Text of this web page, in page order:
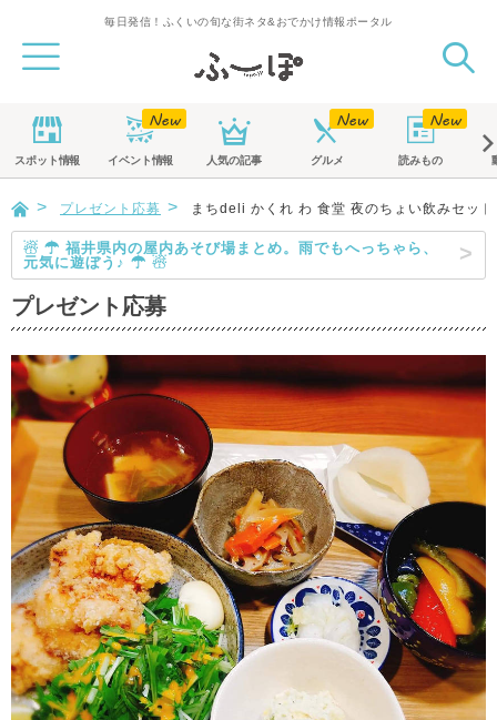
毎日発信！ふくいの旬な街ネタ&おでかけ情報ポータル
スポット情報 イベント情報 人気の記事 グルメ 読みもの
プレゼント応募 まちdeli かくれ わ 食堂 夜のちょい飲みセッ
☃ ☂ 福井県内の屋内あそび場まとめ。雨でもへっちゃら、
元気に遊ぼう♪ ☂ ☃
プレゼント応募